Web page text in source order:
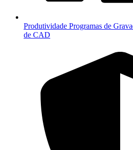
Produtividade Programas de
de CAD